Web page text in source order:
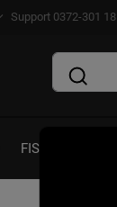
Support 0372-301 18
FISKE